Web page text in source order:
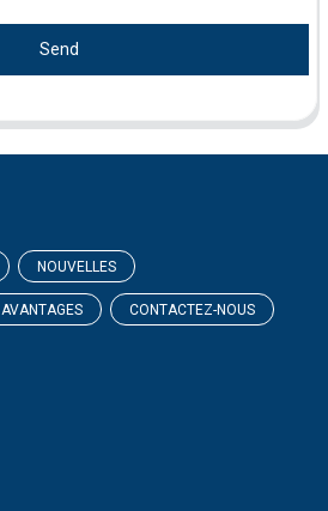
Send
NOUVELLES
AVANTAGES CONTACTEZ-NOUS